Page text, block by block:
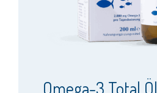
Omega-3 Total Öl
Optionen
gewählt